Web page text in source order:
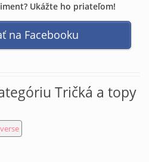
Ukážte ho priateľom!
na Facebooku
Tričká a topy